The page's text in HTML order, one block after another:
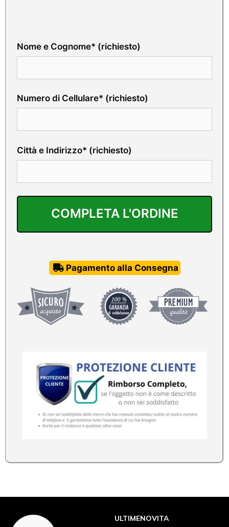
Nome e Cognome* (richiesto)
Numero di Cellulare* (richiesto)
Città e Indirizzo* (richiesto)
Pagamento alla Consegna
ULTIMENOVITA